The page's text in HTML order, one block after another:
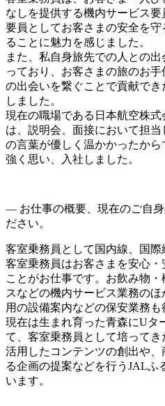
なしを提供する機内サービス
要員としてお客さまの安全を
ることに魅力を感じました。
また、私自身旅先での人との
っており、お客さまの旅のお
の出会いを繋ぐことで貢献で
しました。
現在の職場である日本航空株
は、説明会、面接において担
の言葉が優しく温かかったか
強く思い、入社しました。
— お仕事の概要、現在のご自身
ださい。
客室乗務員として国内線、国際
客室乗務員はお客さまを安心
ことがお仕事です。お飲み物
スなどの機内サービス業務の
用の設備案内などの保安業務も
現在は生まれ育った青森にUタ
て、客室乗務員として培って
活用したコンテンツの創出や
る企画の提案などを行うJALふ
います。